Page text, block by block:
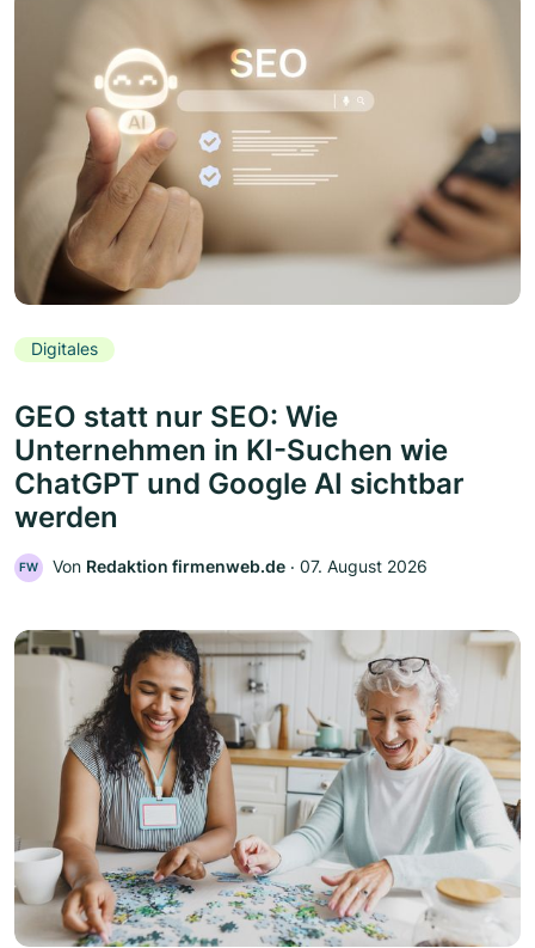
Digitales
GEO statt nur SEO: Wie
Unternehmen in KI-Suchen wie
ChatGPT und Google AI sichtbar
werden
FW Von Redaktion firmenweb.de ‧ 07. August 2026